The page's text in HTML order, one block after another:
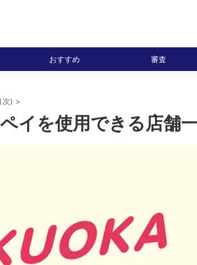
おすすめ 審査
次) >
イを使用できる店舗